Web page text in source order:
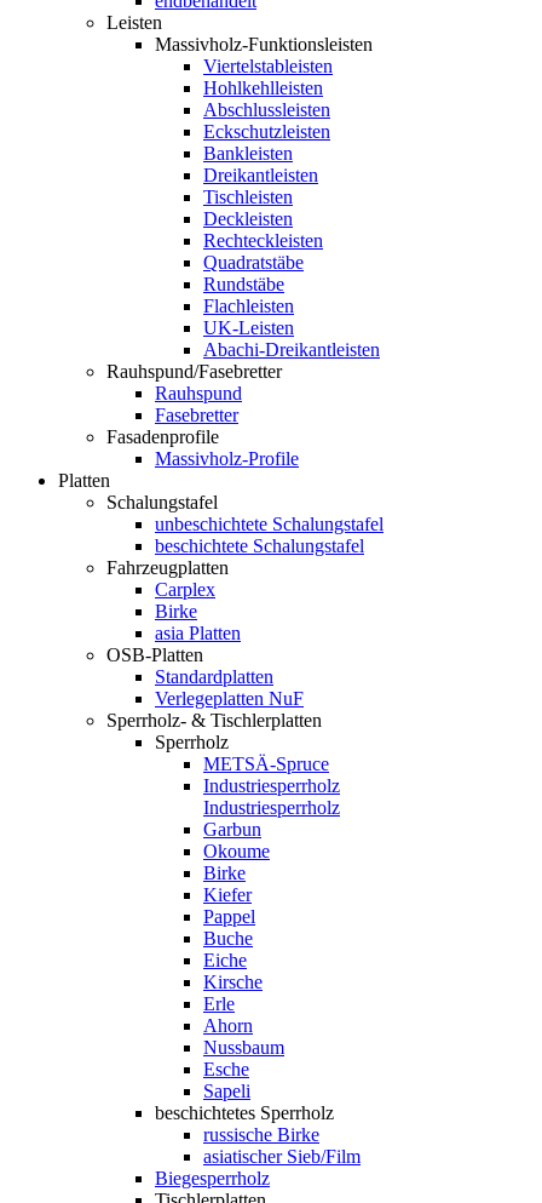
Leisten
Massivholz-Funktionsleisten
Viertelstableisten
Hohlkehlleisten
Abschlussleisten
Eckschutzleisten
Bankleisten
Dreikantleisten
Tischleisten
Deckleisten
Rechteckleisten
Quadratstäbe
Rundstäbe
Flachleisten
UK-Leisten
Abachi-Dreikantleisten
Rauhspund/Fasebretter
Rauhspund
Fasebretter
Fasadenprofile
Massivholz-Profile
Platten
Schalungstafel
unbeschichtete Schalungstafel
beschichtete Schalungstafel
Fahrzeugplatten
Carplex
Birke
asia Platten
OSB-Platten
Standardplatten
Verlegeplatten NuF
Sperrholz- & Tischlerplatten
Sperrholz
METSÄ-Spruce
Industriesperrholz
Industriesperrholz
Garbun
Okoume
Birke
Kiefer
Pappel
Buche
Eiche
Kirsche
Erle
Ahorn
Nussbaum
Esche
Sapeli
beschichtetes Sperrholz
russische Birke
asiatischer Sieb/Film
Biegesperrholz